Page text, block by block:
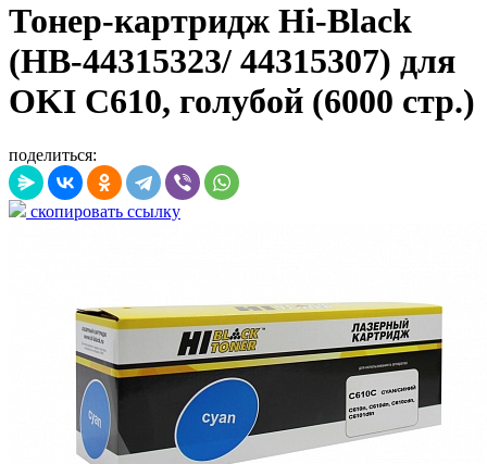
Тонер-картридж Hi-Black
(HB-44315323/ 44315307) для
OKI C610, голубой (6000 стр.)
поделиться:
скопировать ссылку